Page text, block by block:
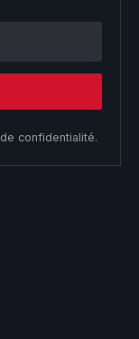
de confidentialité.